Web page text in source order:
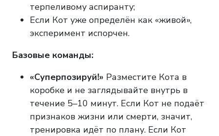
терпеливому аспиранту;
Если Кот уже определён как «живой»,
эксперимент испорчен.
Базовые команды:
«Суперпозируй!» Разместите Кота в
коробке и не заглядывайте внутрь в
течение 5–10 минут. Если Кот не подаёт
признаков жизни или смерти, значит,
тренировка идёт по плану. Если Кот